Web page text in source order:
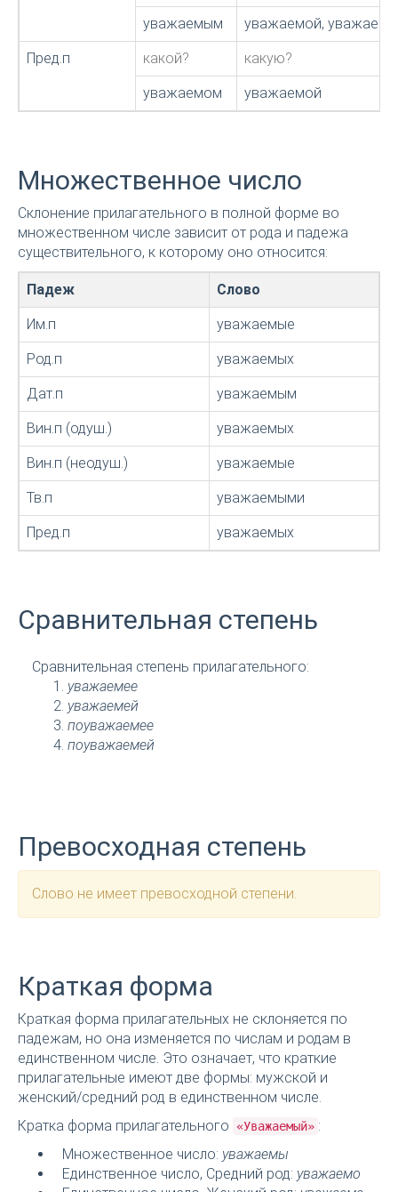
уважаемым уважаемой,
Пред.п какой? какую?
уважаемом уважаемой
Множественное число
Склонение прилагательного в полной форме во
множественном числе зависит от рода и падежа
существительного, к которому оно относится:
Падеж Слово
Им.п уважаемые
Род.п уважаемых
Дат.п уважаемым
Вин.п (одуш.) уважаемых
Вин.п (неодуш.) уважаемые
Тв.п уважаемыми
Пред.п уважаемых
Сравнительная степень
Сравнительная степень прилагательного:
уважаемее
уважаемей
поуважаемее
поуважаемей
Превосходная степень
Слово не имеет превосходной степени.
Краткая форма
Краткая форма прилагательных не склоняется по
падежам, но она изменяется по числам и родам в
единственном числе. Это означает, что краткие
прилагательные имеют две формы: мужской и
женский/средний род в единственном числе.
Кратка форма прилагательного
«Уважаемый» :
Множественное число: уважаемы
Единственное число, Средний род: уважаемо